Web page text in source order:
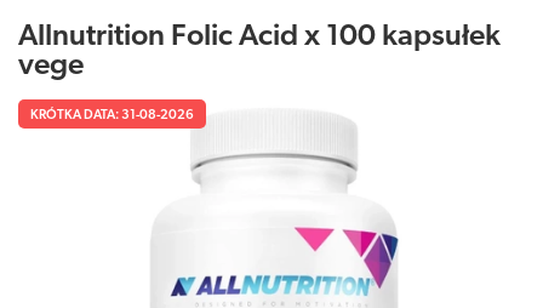
Allnutrition Folic Acid x 100 kapsułek
vege
KRÓTKA DATA: 31-08-2026